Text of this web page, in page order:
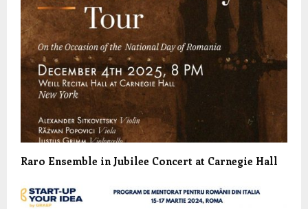
Raro Ensemble in Jubilee Concert at Carnegie Hall